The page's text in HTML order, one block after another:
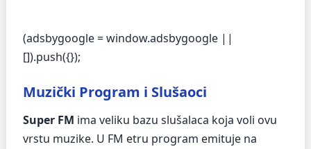
(adsbygoogle = window.adsbygoogle ||
[]).push({});
Muzički Program i Slušaoci
Super FM ima veliku bazu slušalaca koja voli ovu
vrstu muzike. U FM etru program emituje na